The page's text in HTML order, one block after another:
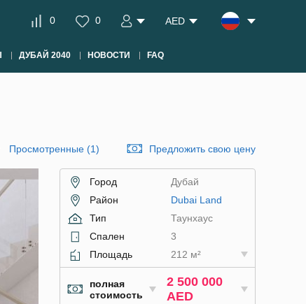
0 0 AED
ДУБАЙ 2040 НОВОСТИ FAQ
Просмотренные (1) Предложить свою цену
Город
Дубай
Район
Dubai Land
Тип
Таунхаус
Спален
3
Площадь
212 м²
полная
стоимость
2 500 000
AED